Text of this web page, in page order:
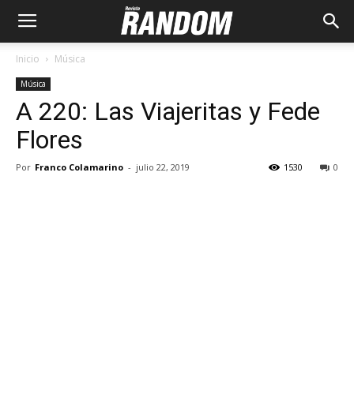
Inicio Música
Música
A 220: Las Viajeritas y Fede
Flores
Por Franco Colamarino - julio 22, 2019 0
1530